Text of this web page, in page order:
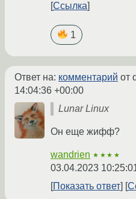
Ссылка
1
Ответ на: комментарий от
14:04:36 +00:00
Lunar Linux
Он еще жифф?
wandrien ★★★★
03.04.2023
Показать ответ